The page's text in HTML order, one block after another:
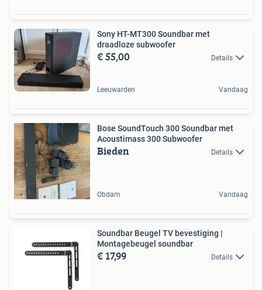
Sony HT-MT300 Soundbar met
draadloze subwoofer
€ 55,00 Details
Leeuwarden Vandaag
Bose SoundTouch 300 Soundbar met
Acoustimass 300 Subwoofer
Bieden Details
Obdam Vandaag
Soundbar Beugel TV bevestiging |
Montagebeugel soundbar
€ 17,99 Details